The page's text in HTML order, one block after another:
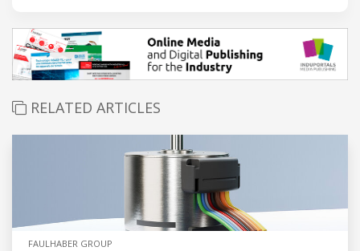
RELATED ARTICLES
FAULHABER GROUP